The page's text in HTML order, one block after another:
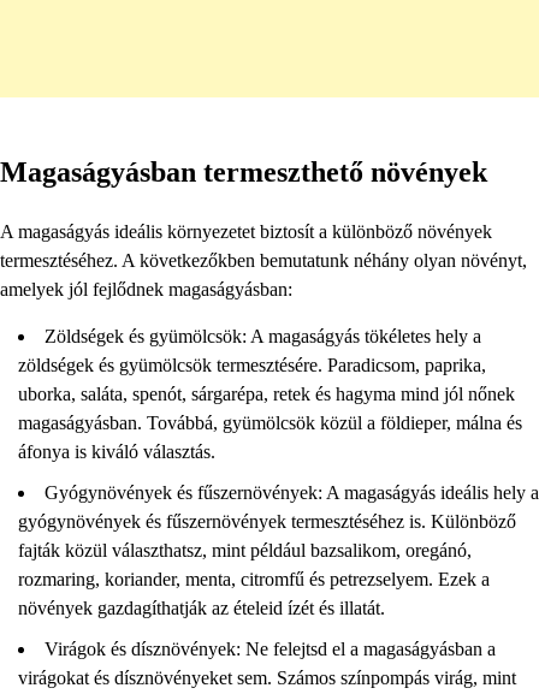
Magaságyásban termeszthető növények
A magaságyás ideális környezetet biztosít a különböző növények
termesztéséhez. A következőkben bemutatunk néhány olyan növényt,
amelyek jól fejlődnek magaságyásban:
Zöldségek és gyümölcsök: A magaságyás tökéletes hely a
zöldségek és gyümölcsök termesztésére. Paradicsom, paprika,
uborka, saláta, spenót, sárgarépa, retek és hagyma mind jól nőnek
magaságyásban. Továbbá, gyümölcsök közül a földieper, málna és
áfonya is kiváló választás.
Gyógynövények és fűszernövények: A magaságyás ideális hely a
gyógynövények és fűszernövények termesztéséhez is. Különböző
fajták közül választhatsz, mint például bazsalikom, oregánó,
rozmaring, koriander, menta, citromfű és petrezselyem. Ezek a
növények gazdagíthatják az ételeid ízét és illatát.
Virágok és dísznövények: Ne felejtsd el a magaságyásban a
virágokat és dísznövényeket sem. Számos színpompás virág, mint